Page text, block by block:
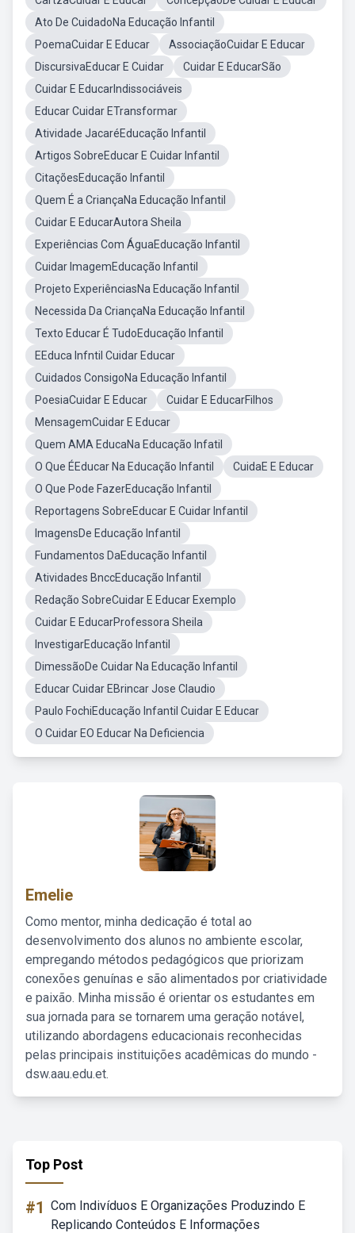
Ato De CuidadoNa Educação Infantil
PoemaCuidar E Educar
AssociaçãoCuidar E Educar
DiscursivaEducar E Cuidar
Cuidar E EducarSão
Cuidar E EducarIndissociáveis
Educar Cuidar ETransformar
Atividade JacaréEducação Infantil
Artigos SobreEducar E Cuidar Infantil
CitaçõesEducação Infantil
Quem É a CriançaNa Educação Infantil
Cuidar E EducarAutora Sheila
Experiências Com ÁguaEducação Infantil
Cuidar ImagemEducação Infantil
Projeto ExperiênciasNa Educação Infantil
Necessida Da CriançaNa Educação Infantil
Texto Educar É TudoEducação Infantil
EEduca Infntil Cuidar Educar
Cuidados ConsigoNa Educação Infantil
PoesiaCuidar E Educar
Cuidar E EducarFilhos
MensagemCuidar E Educar
Quem AMA EducaNa Educação Infatil
O Que ÉEducar Na Educação Infantil
CuidaE E Educar
O Que Pode FazerEducação Infantil
Reportagens SobreEducar E Cuidar Infantil
ImagensDe Educação Infantil
Fundamentos DaEducação Infantil
Atividades BnccEducação Infantil
Redação SobreCuidar E Educar Exemplo
Cuidar E EducarProfessora Sheila
InvestigarEducação Infantil
DimessãoDe Cuidar Na Educação Infantil
Educar Cuidar EBrincar Jose Claudio
Paulo FochiEducação Infantil Cuidar E Educar
O Cuidar EO Educar Na Deficiencia
Emelie
Como mentor, minha dedicação é total ao
desenvolvimento dos alunos no ambiente escolar,
empregando métodos pedagógicos que priorizam
conexões genuínas e são alimentados por criatividade
e paixão. Minha missão é orientar os estudantes em
sua jornada para se tornarem uma geração notável,
utilizando abordagens educacionais reconhecidas
pelas principais instituições acadêmicas do mundo -
dsw.aau.edu.et.
Top Post
#1 Com Indivíduos E Organizações Produzindo E
Replicando Conteúdos E Informações